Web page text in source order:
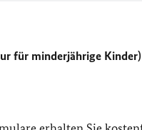
für minderjährige Kinder)